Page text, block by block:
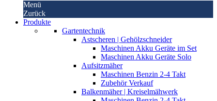
Menü
Zurück
Produkte
Gartentechnik
Astscheren | Gehölzschneider
Maschinen Akku Geräte im Set
Maschinen Akku Geräte Solo
Aufsitzmäher
Maschinen Benzin 2-4 Takt
Zubehör Verkauf
Balkenmäher | Kreiselmähwerk